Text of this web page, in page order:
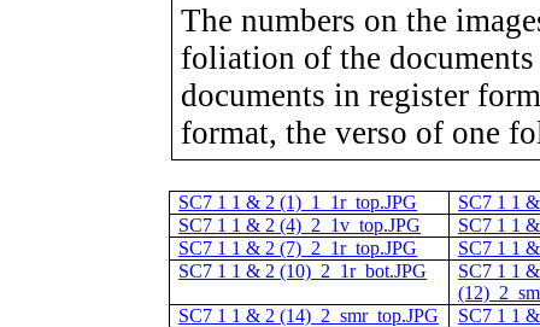
The numbers on the
foliation of the
documents in register
format, the verso of one
SC7 1 1 & 2 (1)_1_1r_top.JPG
SC7 1 1
SC7 1 1 & 2 (4)_2_1v_top.JPG
SC7 1 1
SC7 1 1 & 2 (7)_2_1r_top.JPG
SC7 1 1
SC7 1 1 & 2 (10)_2_1r_bot.JPG
SC7 1 1
SC7 1 1 & 2 (14)_2_smr_top.JPG
SC7 1 1